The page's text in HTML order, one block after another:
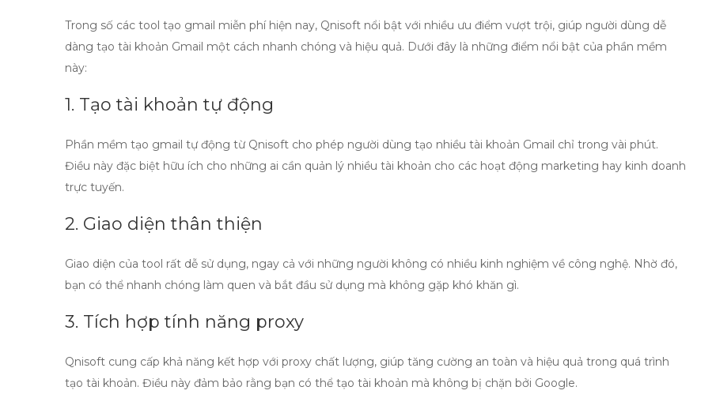
Trong số các tool tạo gmail miễn phíhiện nay, Qnisoft nổi bật với nhiều ưu điểm vượt trội, giúp người dùng dễ
dàng tạo tài khoản Gmail một cách nhanh chóng và hiệu quả. Dưới đây là những điểm nổi bật của phần mềm
này:
1. Tạo tài khoản tự động
Phần mềm tạo gmail tự động từ Qnisoft cho phép người dùng tạo nhiều tài khoản Gmail chỉ trong vài phút.
Điều này đặc biệt hữu ích cho những ai cần quản lý nhiều tài khoản cho các hoạt động marketing hay kinh doanh
trực tuyến.
2. Giao diện thân thiện
Giao diện của tool rất dễ sử dụng, ngay cả với những người không có nhiều kinh nghiệm về công nghệ. Nhờ đó,
bạn có thể nhanh chóng làm quen và bắt đầu sử dụng mà không gặp khó khăn gì.
3. Tích hợp tính năng proxy
Qnisoft cung cấp khả năng kết hợp với proxy chất lượng, giúp tăng cường an toàn và hiệu quả trong quá trình
tạo tài khoản. Điều này đảm bảo rằng bạn có thể tạo tài khoản mà không bị chặn bởi Google.